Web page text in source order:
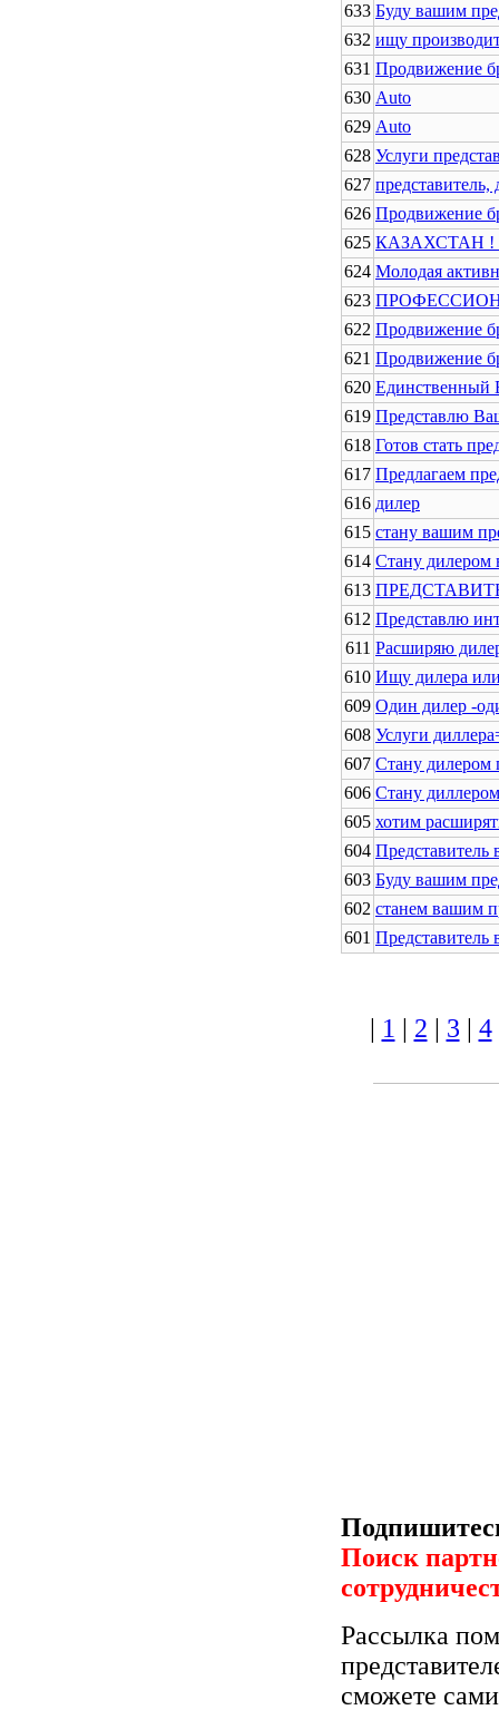
633 Буду вашим
632 ищу
631 Продвижение
630 Auto
629 Auto
628 Услуги
627 представитель,
626 Продвижение
625 КАЗАХСТАН
624 Молодая
623
622 Продвижение
621 Продвижение
620 Единственный
619 Представлю
618 Готов стать
617 Предлагаем
616 дилер
615 стану вашим
614 Стану дилером
613
612 Представлю
611 Расширяю
610 Ищу дилера
609 Один дилер -
608 Услуги
607 Стану дилером
606 Стану
605 хотим
604 Представитель
603 Буду вашим
602 станем вашим
601 Представитель
| 1 | 2 | 3 | 4
Поиск
Рассылка
сможете